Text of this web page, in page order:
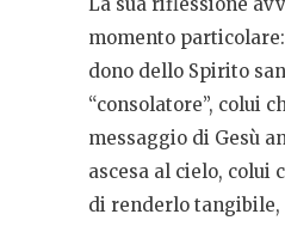
momento
dono dello Spirito
“consolatore”, colui
messaggio di Gesù
ascesa al cielo, colui
di renderlo tangibile,